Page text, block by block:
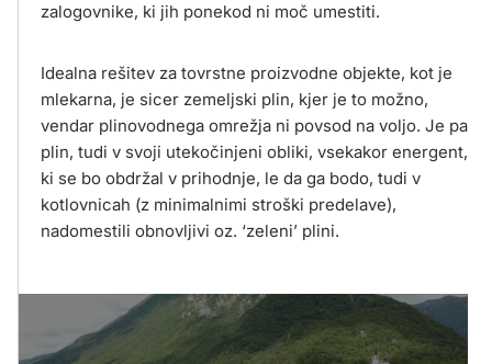
zalogovnike, ki jih ponekod ni moč umestiti.
Idealna rešitev za tovrstne proizvodne objekte, kot je
mlekarna, je sicer zemeljski plin, kjer je to možno,
vendar plinovodnega omrežja ni povsod na voljo. Je pa
plin, tudi v svoji utekočinjeni obliki, vsekakor energent,
ki se bo obdržal v prihodnje, le da ga bodo, tudi v
kotlovnicah (z minimalnimi stroški predelave),
nadomestili obnovljivi oz. ‘zeleni’ plini.